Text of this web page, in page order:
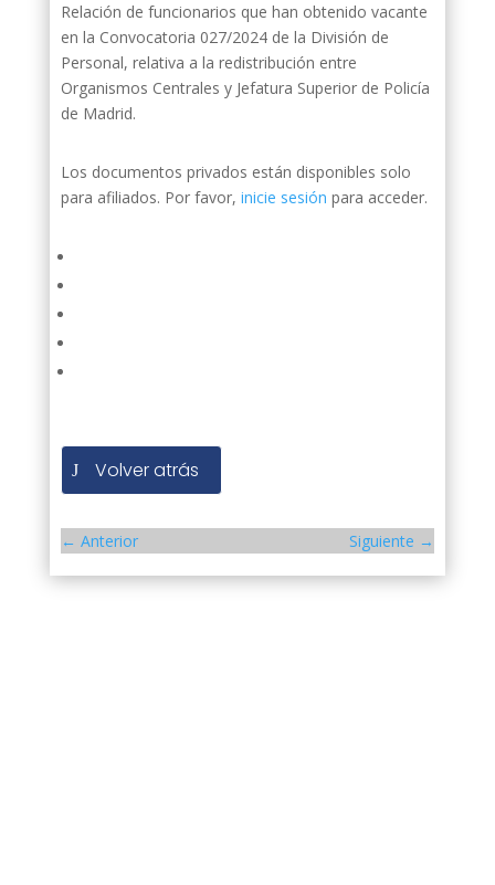
Relación de funcionarios que han obtenido vacante
en la Convocatoria 027/2024 de la División de
Personal, relativa a la redistribución entre
Organismos Centrales y Jefatura Superior de Policía
de Madrid.
Los documentos privados están disponibles solo
para afiliados. Por favor, inicie sesión para acceder.
Volver atrás
← Anterior Siguiente →